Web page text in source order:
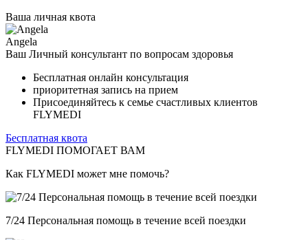
Ваша личная квота
Angela
Ваш Личный консультант по вопросам здоровья
Бесплатная онлайн консультация
приоритетная запись на прием
Присоединяйтесь к семье счастливых клиентов
FLYMEDI
Бесплатная квота
FLYMEDI ПОМОГАЕТ ВАМ
Как FLYMEDI может мне помочь?
7/24 Персональная помощь в течение всей поездки